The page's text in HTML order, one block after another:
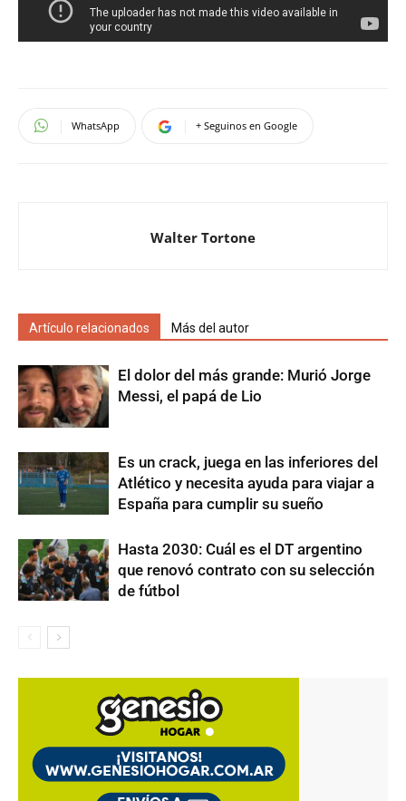
WhatsApp + Seguinos en Google
Walter Tortone
Artículo relacionados Más del autor
El dolor del más grande: Murió Jorge
Messi, el papá de Lio
Es un crack, juega en las inferiores del
Atlético y necesita ayuda para viajar a
España para cumplir su sueño
Hasta 2030: Cuál es el DT argentino
que renovó contrato con su selección
de fútbol